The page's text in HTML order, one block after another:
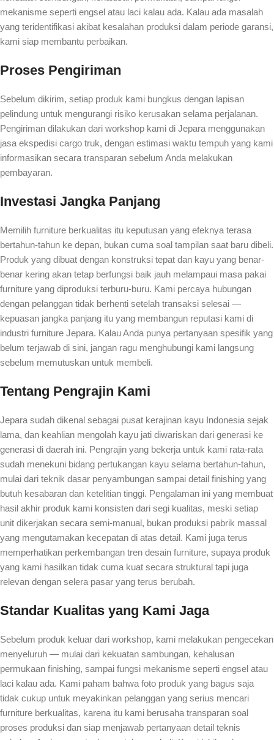
mekanisme seperti engsel atau laci kalau ada. Kalau ada masalah
yang teridentifikasi akibat kesalahan produksi dalam periode garansi,
kami siap membantu perbaikan.
Proses Pengiriman
Sebelum dikirim, setiap produk kami bungkus dengan lapisan
pelindung untuk mengurangi risiko kerusakan selama perjalanan.
Pengiriman dilakukan dari workshop kami di Jepara menggunakan
jasa ekspedisi cargo truk, dengan estimasi waktu tempuh yang kami
informasikan secara transparan sebelum Anda melakukan
pembayaran.
Investasi Jangka Panjang
Memilih furniture berkualitas itu keputusan yang efeknya terasa
bertahun-tahun ke depan, bukan cuma soal tampilan saat baru dibeli.
Produk yang dibuat dengan konstruksi tepat dan kayu yang benar-
benar kering akan tetap berfungsi baik jauh melampaui masa pakai
furniture yang diproduksi terburu-buru. Kami percaya hubungan
dengan pelanggan tidak berhenti setelah transaksi selesai —
kepuasan jangka panjang itu yang membangun reputasi kami di
industri furniture Jepara. Kalau Anda punya pertanyaan spesifik yang
belum terjawab di sini, jangan ragu menghubungi kami langsung
sebelum memutuskan untuk membeli.
Tentang Pengrajin Kami
Jepara sudah dikenal sebagai pusat kerajinan kayu Indonesia sejak
lama, dan keahlian mengolah kayu jati diwariskan dari generasi ke
generasi di daerah ini. Pengrajin yang bekerja untuk kami rata-rata
sudah menekuni bidang pertukangan kayu selama bertahun-tahun,
mulai dari teknik dasar penyambungan sampai detail finishing yang
butuh kesabaran dan ketelitian tinggi. Pengalaman ini yang membuat
hasil akhir produk kami konsisten dari segi kualitas, meski setiap
unit dikerjakan secara semi-manual, bukan produksi pabrik massal
yang mengutamakan kecepatan di atas detail. Kami juga terus
memperhatikan perkembangan tren desain furniture, supaya produk
yang kami hasilkan tidak cuma kuat secara struktural tapi juga
relevan dengan selera pasar yang terus berubah.
Standar Kualitas yang Kami Jaga
Sebelum produk keluar dari workshop, kami melakukan pengecekan
menyeluruh — mulai dari kekuatan sambungan, kehalusan
permukaan finishing, sampai fungsi mekanisme seperti engsel atau
laci kalau ada. Kami paham bahwa foto produk yang bagus saja
tidak cukup untuk meyakinkan pelanggan yang serius mencari
furniture berkualitas, karena itu kami berusaha transparan soal
proses produksi dan siap menjawab pertanyaan detail teknis